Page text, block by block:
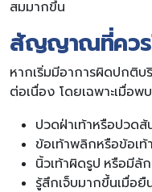
สมมากขึ้น
สัญญาณที่ควร
หากเริ่มมีอาการผิดปกติบ
ต่อเนื่อง โดยเฉพาะเมื่อพ
ปวดฝ่าเท้าหรือปวดส้
ข้อเท้าพลิกหรือข้อเท้
นิ้วเท้าผิดรูป หรือมีลั
รู้สึกเจ็บมากขึ้นเมื่อ